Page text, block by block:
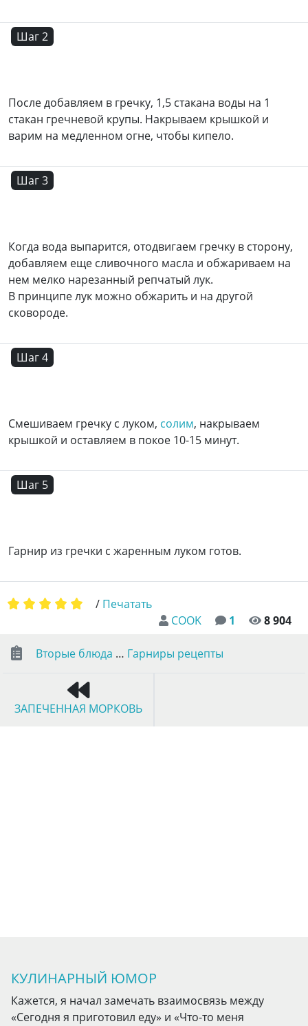
Шаг 2
После добавляем в гречку, 1,5 стакана воды на 1
стакан гречневой крупы. Накрываем крышкой и
варим на медленном огне, чтобы кипело.
Шаг 3
Когда вода выпарится, отодвигаем гречку в сторону,
добавляем еще сливочного масла и обжариваем на
нем мелко нарезанный репчатый лук.
В принципе лук можно обжарить и на другой
сковороде.
Шаг 4
Смешиваем гречку с луком, солим, накрываем
крышкой и оставляем в покое 10-15 минут.
Шаг 5
Гарнир из гречки с жаренным луком готов.
COOK 1 8 904
/ Печатать
Вторые блюда … Гарниры рецепты
ЗАПЕЧЕННАЯ МОРКОВЬ
КУЛИНАРНЫЙ ЮМОР
Кажется, я начал замечать взаимосвязь между
«Сегодня я приготовил еду» и «Что-то меня